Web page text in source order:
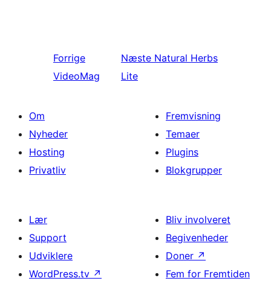
Forrige
VideoMag
Næste Natural Herbs
Lite
Om
Nyheder
Hosting
Privatliv
Fremvisning
Temaer
Plugins
Blokgrupper
Lær
Support
Udviklere
WordPress.tv ↗
Bliv involveret
Begivenheder
Doner ↗
Fem for Fremtiden